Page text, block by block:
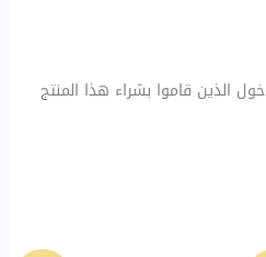
الذين قاموا بشراء هذا المنتج